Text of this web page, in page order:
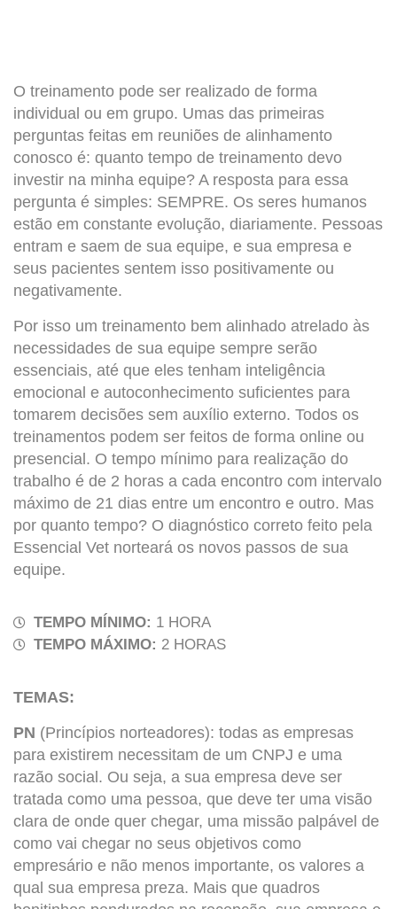
O treinamento pode ser realizado de forma
individual ou em grupo. Umas das primeiras
perguntas feitas em reuniões de alinhamento
conosco é: quanto tempo de treinamento devo
investir na minha equipe? A resposta para essa
pergunta é simples: SEMPRE. Os seres humanos
estão em constante evolução, diariamente. Pessoas
entram e saem de sua equipe, e sua empresa e
seus pacientes sentem isso positivamente ou
negativamente.
Por isso um treinamento bem alinhado atrelado às
necessidades de sua equipe sempre serão
essenciais, até que eles tenham inteligência
emocional e autoconhecimento suficientes para
tomarem decisões sem auxílio externo. Todos os
treinamentos podem ser feitos de forma online ou
presencial. O tempo mínimo para realização do
trabalho é de 2 horas a cada encontro com intervalo
máximo de 21 dias entre um encontro e outro. Mas
por quanto tempo? O diagnóstico correto feito pela
Essencial Vet norteará os novos passos de sua
equipe.
TEMPO MÍNIMO: 1 HORA
TEMPO MÁXIMO: 2 HORAS
TEMAS:
PN (Princípios norteadores): todas as empresas
para existirem necessitam de um CNPJ e uma
razão social. Ou seja, a sua empresa deve ser
tratada como uma pessoa, que deve ter uma visão
clara de onde quer chegar, uma missão palpável de
como vai chegar no seus objetivos como
empresário e não menos importante, os valores a
qual sua empresa preza. Mais que quadros